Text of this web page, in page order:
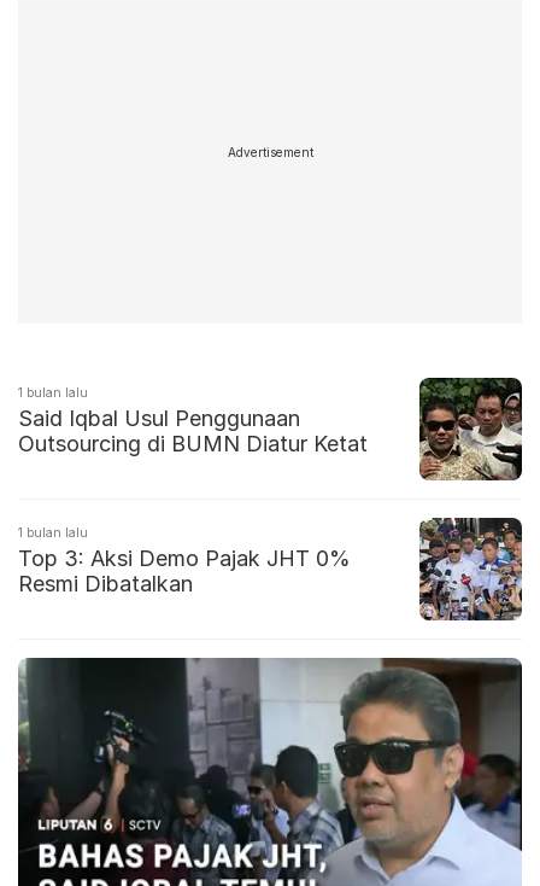
Advertisement
1 bulan lalu
Said Iqbal Usul Penggunaan
Outsourcing di BUMN Diatur Ketat
1 bulan lalu
Top 3: Aksi Demo Pajak JHT 0%
Resmi Dibatalkan